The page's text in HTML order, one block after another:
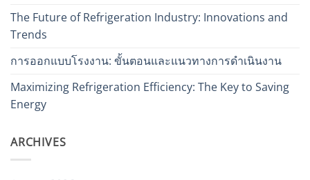
The Future of Refrigeration Industry: Innovations and
Trends
การออกแบบโรงงาน: ขั้นตอนและแนวทางการดำเนินงาน
Maximizing Refrigeration Efficiency: The Key to Saving
Energy
ARCHIVES